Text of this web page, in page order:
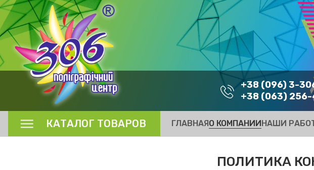
+38 (096) 3-
+38 (063)
КАТАЛОГ ТОВАРОВ ГЛАВНАЯО КОМПАНИИНАШИ
ПОЛИТИКА